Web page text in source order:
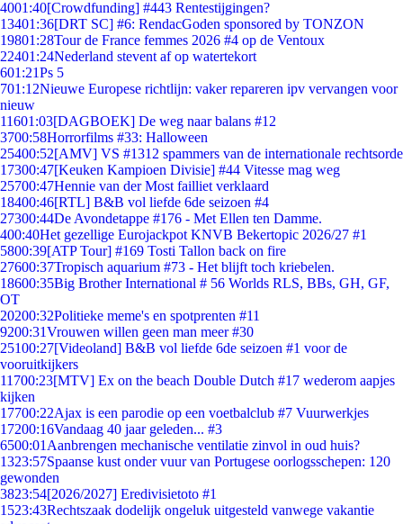
4001:40[Crowdfunding] #443 Rentestijgingen?
13401:36[DRT SC] #6: RendacGoden sponsored by TONZON
19801:28Tour de France femmes 2026 #4 op de Ventoux
22401:24Nederland stevent af op watertekort
601:21Ps 5
701:12Nieuwe Europese richtlijn: vaker repareren ipv vervangen voor
nieuw
11601:03[DAGBOEK] De weg naar balans #12
3700:58Horrorfilms #33: Halloween
25400:52[AMV] VS #1312 spammers van de internationale rechtsorde
17300:47[Keuken Kampioen Divisie] #44 Vitesse mag weg
25700:47Hennie van der Most failliet verklaard
18400:46[RTL] B&B vol liefde 6de seizoen #4
27300:44De Avondetappe #176 - Met Ellen ten Damme.
400:40Het gezellige Eurojackpot KNVB Bekertopic 2026/27 #1
5800:39[ATP Tour] #169 Tosti Tallon back on fire
27600:37Tropisch aquarium #73 - Het blijft toch kriebelen.
18600:35Big Brother International # 56 Worlds RLS, BBs, GH, GF,
OT
20200:32Politieke meme's en spotprenten #11
9200:31Vrouwen willen geen man meer #30
25100:27[Videoland] B&B vol liefde 6de seizoen #1 voor de
vooruitkijkers
11700:23[MTV] Ex on the beach Double Dutch #17 wederom aapjes
kijken
17700:22Ajax is een parodie op een voetbalclub #7 Vuurwerkjes
17200:16Vandaag 40 jaar geleden... #3
6500:01 Aanbrengen mechanische ventilatie zinvol in oud huis?
1323:57Spaanse kust onder vuur van Portugese oorlogsschepen: 120
gewonden
3823:54[2026/2027] Eredivisietoto #1
1523:43Rechtszaak dodelijk ongeluk uitgesteld vanwege vakantie